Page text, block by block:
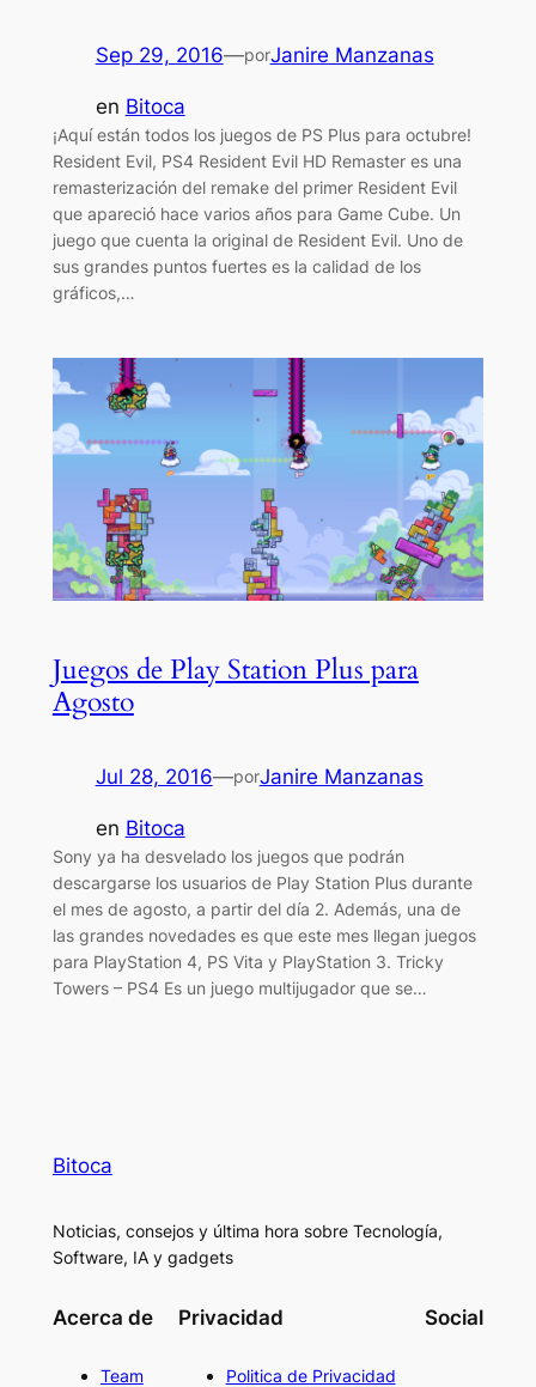
Sep 29, 2016—porJanire Manzanas
en Bitoca
¡Aquí están todos los juegos de PS Plus para octubre!
Resident Evil, PS4 Resident Evil HD Remaster es una
remasterización del remake del primer Resident Evil
que apareció hace varios años para Game Cube. Un
juego que cuenta la original de Resident Evil. Uno de
sus grandes puntos fuertes es la calidad de los
gráficos,…
Juegos de Play Station Plus para
Agosto
Jul 28, 2016—porJanire Manzanas
en Bitoca
Sony ya ha desvelado los juegos que podrán
descargarse los usuarios de Play Station Plus durante
el mes de agosto, a partir del día 2. Además, una de
las grandes novedades es que este mes llegan juegos
para PlayStation 4, PS Vita y PlayStation 3. Tricky
Towers – PS4 Es un juego multijugador que se…
Bitoca
Noticias, consejos y última hora sobre Tecnología,
Software, IA y gadgets
Acerca de
Team
Privacidad
Politica de Privacidad
Social